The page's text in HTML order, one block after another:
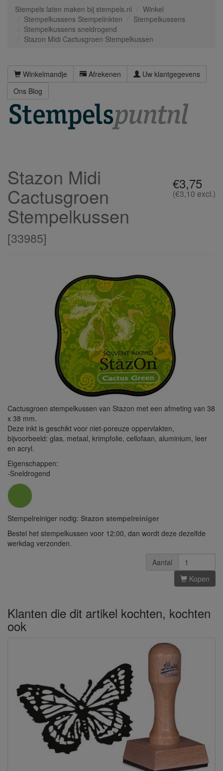
Stempels laten maken bij stempels.nl
Winkel
Stempelkussens Stempelinkten
Stempelkussens
Stempelkussens sneldrogend
Stazon Midi Cactusgroen Stempelkussen
Winkelmandje Afrekenen
Uw klantgegevens
Ons Blog
€3,75
(€3,10 excl.)
Stazon Midi
Cactusgroen
Stempelkussen
[33985]
Cactusgroen stempelkussen van Stazon met een afmeting van 38
x 38 mm.
Deze inkt is geschikt voor niet-poreuze oppervlakten,
bijvoorbeeld: glas, metaal, krimpfolie, cellofaan, aluminium, leer
en acryl.
Eigenschappen:
-Sneldrogend
Stempelreiniger nodig: Stazon stempelreiniger
Bestel het stempelkussen voor 12:00, dan wordt deze dezelfde
werkdag verzonden.
Aantal
Kopen
Klanten die dit artikel kochten, kochten
ook